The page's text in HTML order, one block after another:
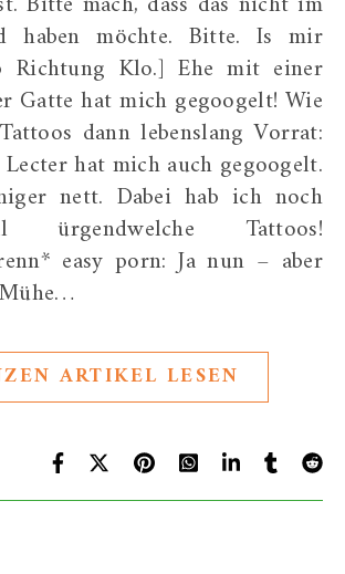
haben möchte. Bitte. Is mir
Richtung Klo.] Ehe mit einer
Gatte hat mich gegoogelt! Wie
dann lebenslang Vorrat:
hat mich auch gegoogelt.
nett. Dabei hab ich noch
Tattoos!
easy porn: Ja nun – aber
ARTIKEL LESEN